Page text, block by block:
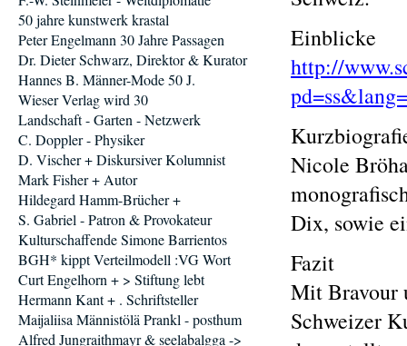
Einblicke
http://
Nicole
Dix, sowie
Fazit
Mit Bravour
Schweizer
50 jahre kunstwerk krastal
Peter Engelmann 30 Jahre Passagen
Dr. Dieter Schwarz, Direktor & Kurator
Hannes B. Männer-Mode 50 J.
Wieser Verlag wird 30
Landschaft - Garten - Netzwerk
C. Doppler - Physiker
D. Vischer + Diskursiver Kolumnist
Mark Fisher + Autor
Hildegard Hamm-Brücher +
S. Gabriel - Patron & Provokateur
Kulturschaffende Simone Barrientos
BGH* kippt Verteilmodell :VG Wort
Curt Engelhorn + > Stiftung lebt
Hermann Kant + . Schriftsteller
Maijaliisa Männistölä Prankl - posthum
Alfred Jungraithmayr & seelabalgga ->